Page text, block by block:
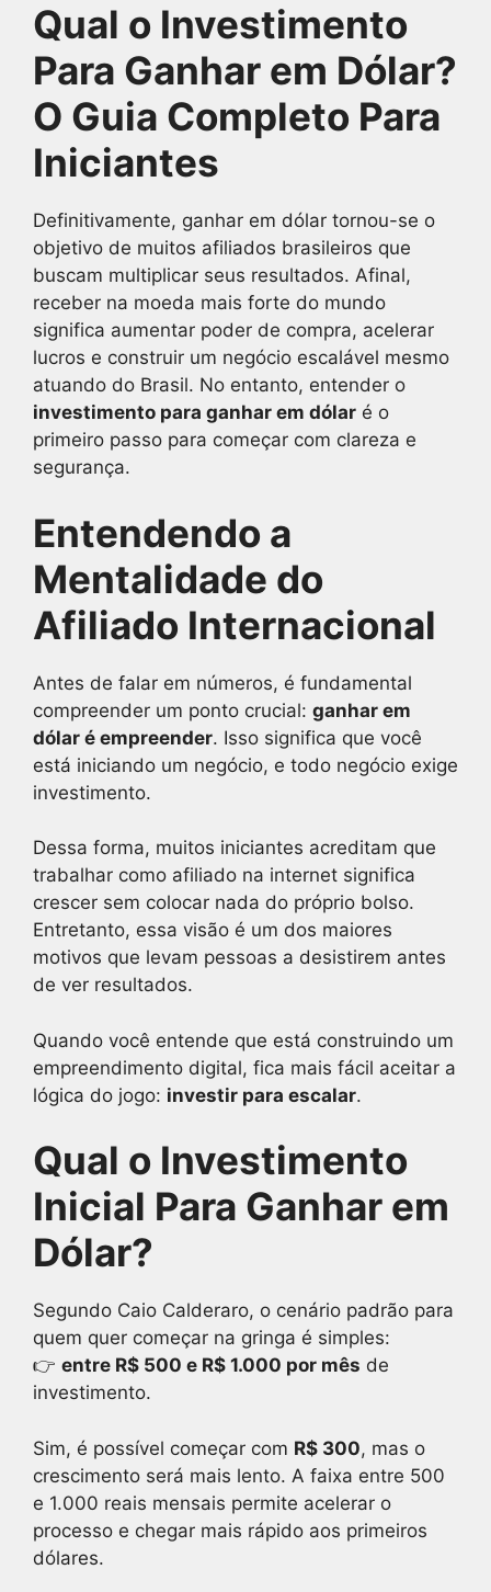
Qual o Investimento
Para Ganhar em Dólar?
O Guia Completo Para
Iniciantes
Definitivamente, ganhar em dólar tornou-se o
objetivo de muitos afiliados brasileiros que
buscam multiplicar seus resultados. Afinal,
receber na moeda mais forte do mundo
significa aumentar poder de compra, acelerar
lucros e construir um negócio escalável mesmo
atuando do Brasil. No entanto, entender o
investimento para ganhar em dólar é o
primeiro passo para começar com clareza e
segurança.
Entendendo a
Mentalidade do
Afiliado Internacional
Antes de falar em números, é fundamental
compreender um ponto crucial: ganhar em
dólar é empreender. Isso significa que você
está iniciando um negócio, e todo negócio exige
investimento.
Dessa forma, muitos iniciantes acreditam que
trabalhar como afiliado na internet significa
crescer sem colocar nada do próprio bolso.
Entretanto, essa visão é um dos maiores
motivos que levam pessoas a desistirem antes
de ver resultados.
Quando você entende que está construindo um
empreendimento digital, fica mais fácil aceitar a
lógica do jogo: investir para escalar.
Qual o Investimento
Inicial Para Ganhar em
Dólar?
Segundo Caio Calderaro, o cenário padrão para
quem quer começar na gringa é simples:
👉 entre R$ 500 e R$ 1.000 por mês de
investimento.
Sim, é possível começar com R$ 300, mas o
crescimento será mais lento. A faixa entre 500
e 1.000 reais mensais permite acelerar o
processo e chegar mais rápido aos primeiros
dólares.